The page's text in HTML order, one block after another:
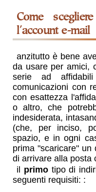
Come scegliere un buon nome per
l'account e-mail
anzitutto è bene
da usare per amici,
serie ad
comunicazioni con
con esattezza
o altro, che
indesiderata,
(che, per inciso,
spazio, e in ogni
prima "scaricare" un
di arrivare alla posta
il primotipo di
seguenti requisiti: :